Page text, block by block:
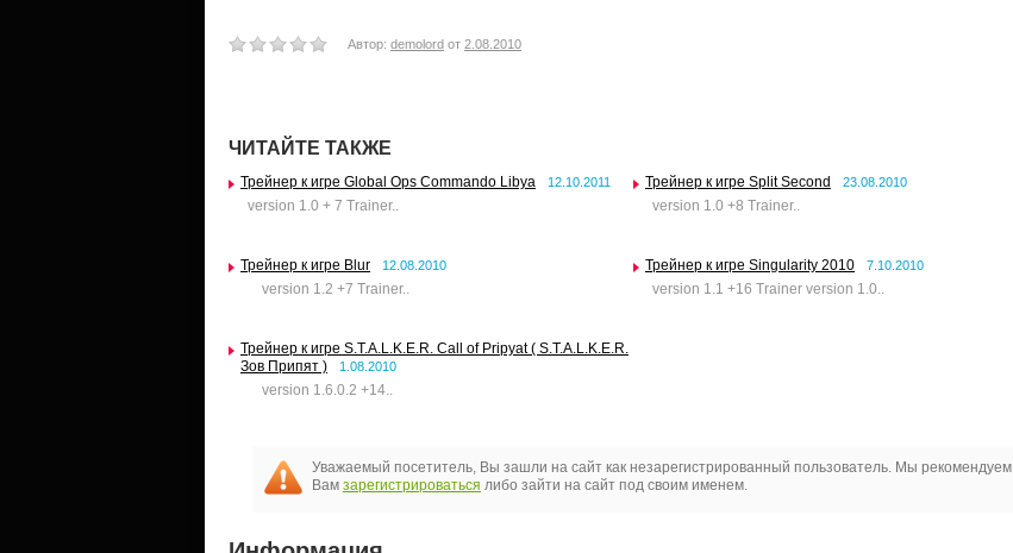
Автор: demolord от 2.08.2010
ЧИТАЙТЕ ТАКЖЕ
Трейнер к игре Global Ops Commando Libya 12.10.2011
version 1.0 + 7 Trainer..
Трейнер к игре Split Second 23.08.2010
version 1.0 +8 Trainer..
Трейнер к игре Blur 12.08.2010
version 1.2 +7 Trainer..
Трейнер к игре Singularity 2010 7.10.2010
version 1.1 +16 Trainer version 1.0..
Трейнер к игре S.T.A.L.K.E.R. Call of Pripyat ( S.T.A.L.K.E.R.
Зов Припят )
1.08.2010
version 1.6.0.2 +14..
Уважаемый посетитель, Вы зашли на сайт как незарегистрированный пользователь. Мы рекомендуем
Вам зарегистрироваться либо зайти на сайт под своим именем.